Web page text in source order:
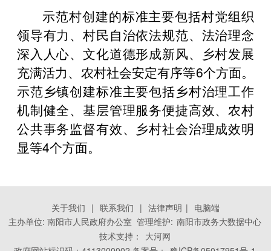
示范村创建的标准主要包括村党组织
领导有力、村民自治依法规范、法治理念
深入人心、文化道德形成新风、乡村发展
充满活力、农村社会安定有序等6个方面。
示范乡镇创建标准主要包括乡村治理工作
机制健全、基层管理服务便捷高效、农村
公共事务监督有效、乡村社会治理成效明
显等4个方面。
关于我们 | 联系我们 | 法律声明 | 电脑端
主办单位: 南阳市人民政府办公室 管理维护: 南阳市政务大数据中心
技术支持：
大河网